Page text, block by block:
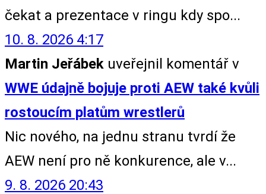
čekat a prezentace v ringu kdy spo...
10. 8. 2026 4:17
Martin Jeřábek uveřejnil komentář v
WWE údajně bojuje proti AEW také kvůli
rostoucím platům wrestlerů
Nic nového, na jednu stranu tvrdí že
AEW není pro ně konkurence, ale v...
9. 8. 2026 20:43